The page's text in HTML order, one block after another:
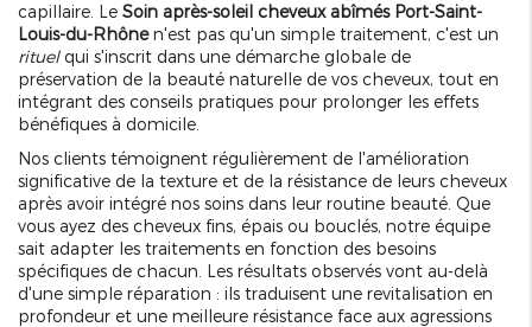
capillaire. Le Soin après-soleil cheveux abîmés Port-Saint-
Louis-du-Rhônen'est pas qu'un simple traitement, c'est un
rituelqui s'inscrit dans une démarche globale de
préservation de la beauté naturelle de vos cheveux, tout en
intégrant des conseils pratiques pour prolonger les effets
bénéfiques à domicile.
Nos clients témoignent régulièrement de l'amélioration
significative de la texture et de la résistance de leurs cheveux
après avoir intégré nos soins dans leur routine beauté. Que
vous ayez des cheveux fins, épais ou bouclés, notre équipe
sait adapter les traitements en fonction des besoins
spécifiques de chacun. Les résultats observés vont au-delà
d'une simple réparation : ils traduisent une revitalisation en
profondeur et une meilleure résistance face aux agressions